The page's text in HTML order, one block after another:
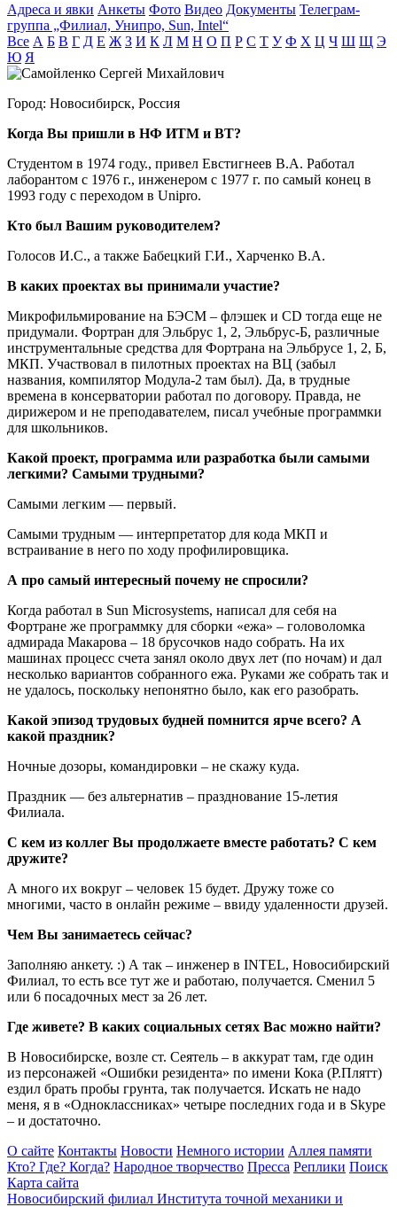
Адреса и явки Анкеты Фото Видео Документы Телеграм-
группа „Филиал, Унипро, Sun, Intel“
Все А Б В Г Д Е Ж З И К Л М Н О П Р С Т У Ф Х Ц Ч Ш Щ Э
Ю Я
Город: Новосибирск, Россия
Когда Вы пришли в НФ ИТМ и ВТ?
Студентом в 1974 году., привел Евстигнеев В.А. Работал
лаборантом с 1976 г., инженером с 1977 г. по самый конец в
1993 году с переходом в Unipro.
Кто был Вашим руководителем?
Голосов И.С., а также Бабецкий Г.И., Харченко В.А.
В каких проектах вы принимали участие?
Микрофильмирование на БЭСМ – флэшек и CD тогда еще не
придумали. Фортран для Эльбрус 1, 2, Эльбрус-Б, различные
инструментальные средства для Фортрана на Эльбрусе 1, 2, Б,
МКП. Участвовал в пилотных проектах на ВЦ (забыл
названия, компилятор Модула-2 там был). Да, в трудные
времена в консерватории работал по договору. Правда, не
дирижером и не преподавателем, писал учебные программки
для школьников.
Какой проект, программа или разработка были самыми
легкими? Самыми трудными?
Самыми легким — первый.
Самыми трудным — интерпретатор для кода МКП и
встраивание в него по ходу профилировщика.
А про самый интересный почему не спросили?
Когда работал в Sun Microsystems, написал для себя на
Фортране же программку для сборки «ежа» – головоломка
адмирада Макарова – 18 брусочков надо собрать. На их
машинах процесс счета занял около двух лет (по ночам) и дал
несколько вариантов собранного ежа. Руками же собрать так и
не удалось, поскольку непонятно было, как его разобрать.
Какой эпизод трудовых будней помнится ярче всего? А
какой праздник?
Ночные дозоры, командировки – не скажу куда.
Праздник — без альтернатив – празднование 15-летия
Филиала.
С кем из коллег Вы продолжаете вместе работать? С кем
дружите?
А много их вокруг – человек 15 будет. Дружу тоже со
многими, часто в онлайн режиме – ввиду удаленности друзей.
Чем Вы занимаетесь сейчас?
Заполняю анкету. :) А так – инженер в INTEL, Новосибирский
Филиал, то есть все тут же и работаю, получается. Сменил 5
или 6 посадочных мест за 26 лет.
Где живете? В каких социальных сетях Вас можно найти?
В Новосибирске, возле ст. Сеятель – в аккурат там, где один
из персонажей «Ошибки резидента» по имени Кока (Р.Плятт)
ездил брать пробы грунта, так получается. Искать не надо
меня, я в «Одноклассниках» четыре последних года и в Skype
– и достаточно.
О сайте Контакты Новости Немного истории Аллея памяти
Кто? Где? Когда? Народное творчество Пресса Реплики Поиск
Карта сайта
Новосибирский филиал Института точной механики и